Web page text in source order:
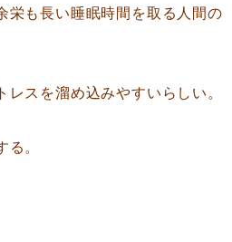
栄も長い睡眠時間を取る人間の
スを溜め込みやすいらしい。
。